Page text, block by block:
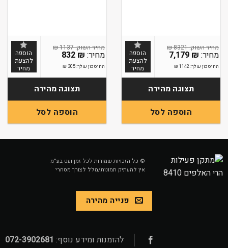
8321
₪
7,179 ₪
החיסכון שלך:1142
₪
הוספה
להצעת
מחיר
תצוגה מהירה
הוספה לסל
1137
₪
832 ₪
החיסכון שלך:305
₪
הוספה
להצעת
מחיר
תצוגה מהירה
הוספה לסל
© כל הזכויות שמורות לכל זמן ועט בע״מ
אין להעתיק תמונות/מלל לצורך מסחרי
פנייה מהירה
להזמנות ומידע נוסף: 072-3902681